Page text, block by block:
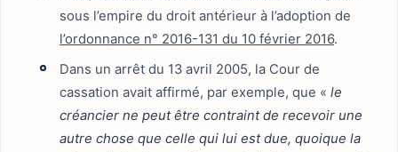
sous l’empire du droit antérieur à l’adoption de
l’ordonnance n° 2016-131 du 10 février 2016.
Dans un arrêt du 13 avril 2005, la Cour de
cassation avait affirmé, par exemple, que «le
créancier ne peut être contraint de recevoir une
autre chose que celle qui lui est due, quoique la